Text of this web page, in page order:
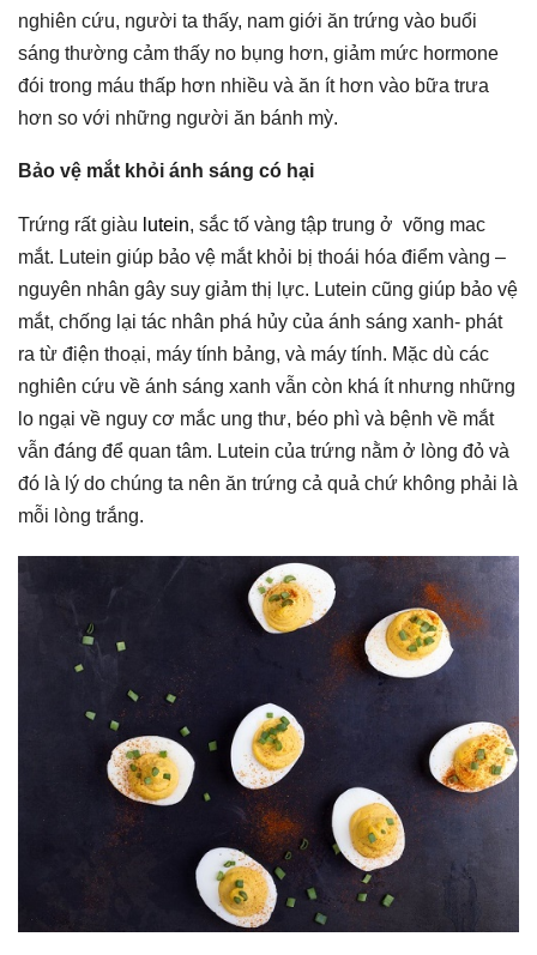
nghiên cứu, người ta thấy, nam giới ăn trứng vào buổi
sáng thường cảm thấy no bụng hơn, giảm mức hormone
đói trong máu thấp hơn nhiều và ăn ít hơn vào bữa trưa
hơn so với những người ăn bánh mỳ.
Bảo vệ mắt khỏi ánh sáng có hại
Trứng rất giàu lutein, sắc tố vàng tập trung ở võng mac
mắt. Lutein giúp bảo vệ mắt khỏi bị thoái hóa điểm vàng –
nguyên nhân gây suy giảm thị lực. Lutein cũng giúp bảo vệ
mắt, chống lại tác nhân phá hủy của ánh sáng xanh- phát
ra từ điện thoại, máy tính bảng, và máy tính. Mặc dù các
nghiên cứu về ánh sáng xanh vẫn còn khá ít nhưng những
lo ngại về nguy cơ mắc ung thư, béo phì và bệnh về mắt
vẫn đáng để quan tâm. Lutein của trứng nằm ở lòng đỏ và
đó là lý do chúng ta nên ăn trứng cả quả chứ không phải là
mỗi lòng trắng.